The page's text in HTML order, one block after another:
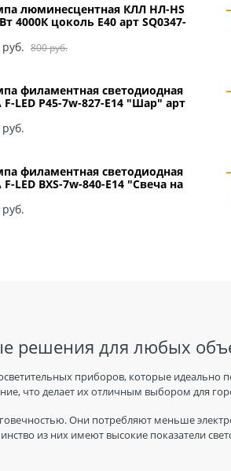
люминесцентная КЛЛ НЛ-HS
4000К цоколь Е40 арт SQ0347-
800 руб.
руб.
филаментная светодиодная
F-LED P45-7w-827-E14 "Шар" арт
руб.
филаментная светодиодная
LED BXS-7w-840-E14 "Свеча на
руб.
решения для любых
приборов, которые идеально
что делает их отличным выбором для
Они потребляют меньше
из них имеют высокие показатели